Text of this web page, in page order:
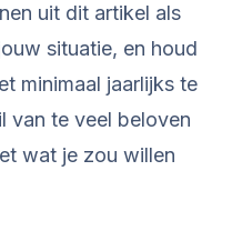
uit dit artikel als
situatie, en houd
minimaal jaarlijks te
van te veel beloven
wat je zou willen